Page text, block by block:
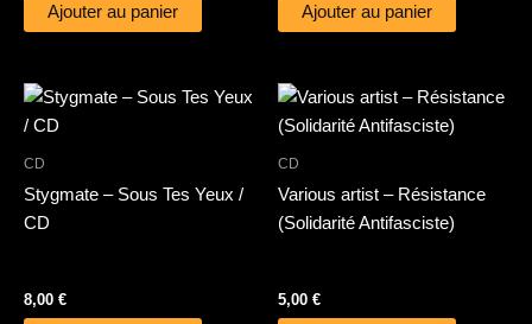
Ajouter au panier Ajouter au panier
CD
Stygmate – Sous Tes Yeux /
CD
8,00 €
CD
Various artist – Résistance
(Solidarité Antifasciste)
5,00 €